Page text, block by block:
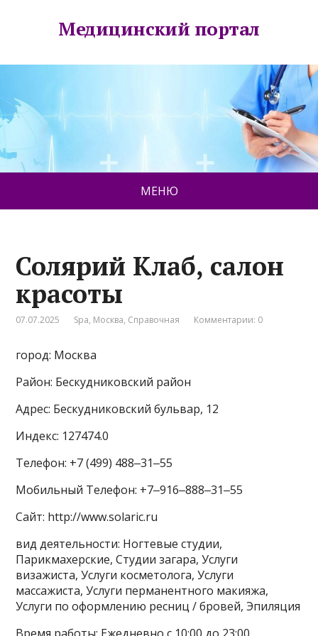
Медицинский портал
МЕНЮ
Солярий Клаб, салон
красоты
07.07.2025 Spa, Москва, Справочная Комментарии: 0
город: Москва
Район: Бескудниковский район
Адрес: Бескудниковский бульвар, 12
Индекс: 127474.0
Телефон: +7 (499) 488‒31‒55
Мобильный Телефон: +7‒916‒888‒31‒55
Сайт: http://www.solaric.ru
вид деятельности: Ногтевые студии,
Парикмахерские, Студии загара, Услуги
визажиста, Услуги косметолога, Услуги
массажиста, Услуги перманентного макияжа,
Услуги по оформлению ресниц / бровей, Эпиляция